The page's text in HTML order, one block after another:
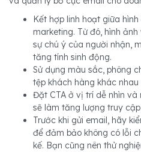
Kết hợp linh hoạt giữa
marketing. Từ đó, hình
sự chú ý của người nhận,
tăng tính sinh động.
Sử dụng màu sắc, phông
tệp khách hàng khác
Đặt CTA ở vị trí dễ nhìn
sẽ làm tăng lượng truy
Trước khi gửi email, hãy
để đảm bảo không có lỗi
kế. Bạn cũng nên thử